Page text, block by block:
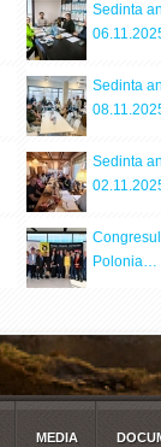
Sedinta
Sedinta
Sedinta
Polonia…
MEDIA